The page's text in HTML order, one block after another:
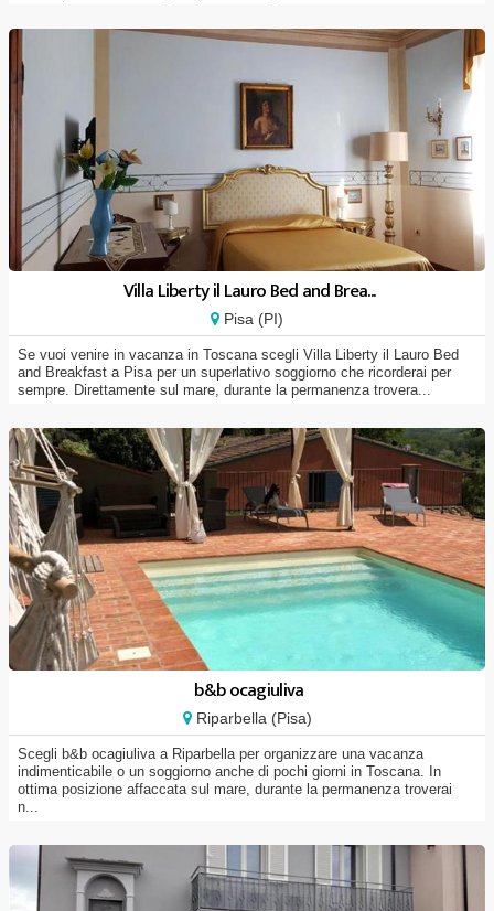
Villa Liberty il Lauro Bed and Brea...
Pisa (PI)
Se vuoi venire in vacanza in Toscana scegli Villa Liberty il Lauro Bed
and Breakfast a Pisa per un superlativo soggiorno che ricorderai per
sempre. Direttamente sul mare, durante la permanenza trovera...
b&b ocagiuliva
Riparbella (Pisa)
Scegli b&b ocagiuliva a Riparbella per organizzare una vacanza
indimenticabile o un soggiorno anche di pochi giorni in Toscana. In
ottima posizione affaccata sul mare, durante la permanenza troverai
n...